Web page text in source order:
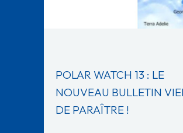
POLAR WATCH 13 : LE
NOUVEAU BULLETIN
DE PARAÎTRE !